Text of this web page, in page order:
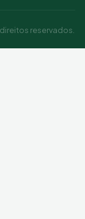
reservados.